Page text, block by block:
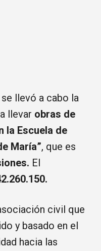
llevó a cabo la
llevar obras de
la Escuela de
María”, que es
El
civil que
y basado en el
hacia las